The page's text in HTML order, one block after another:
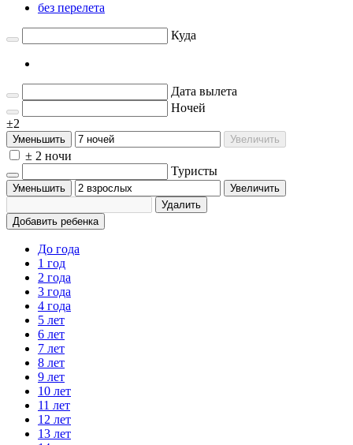
без перелета
Куда
Дата вылета
Ночей
±2
Уменьшить Увеличить
± 2 ночи
Туристы
Уменьшить
Увеличить
Удалить
Добавить ребенка
До года
1 год
2 года
3 года
4 года
5 лет
6 лет
7 лет
8 лет
9 лет
10 лет
11 лет
12 лет
13 лет